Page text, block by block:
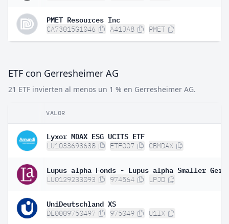
PMET Resources Inc
CA73015G1046 A41JA8 PMET
ETF con Gerresheimer AG
21 ETF invierten al menos un 1 % en Gerresheimer AG.
VALOR
Lyxor MDAX ESG UCITS ETF
LU1033693638 ETF007 CBMDAX
LU0129233093 974564 LPJD
UniDeutschland XS
DE0009750497 975049 U1IX